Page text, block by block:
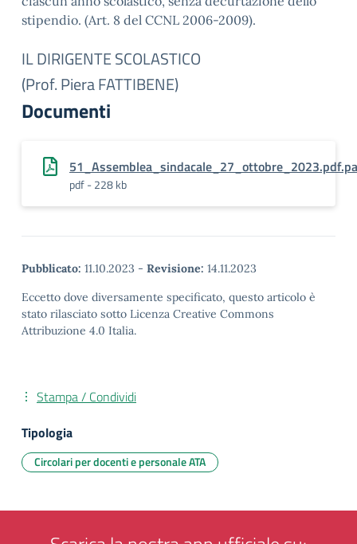
stipendio. (Art. 8 del CCNL 2006-2009).
IL DIRIGENTE SCOLASTICO
(Prof. Piera FATTIBENE)
Documenti
pdf - 228 kb
Pubblicato: 11.10.2023 - Revisione: 14.11.2023
Eccetto dove diversamente specificato, questo articolo è
stato rilasciato sotto Licenza Creative Commons
Attribuzione 4.0 Italia.
Stampa / Condividi
Tipologia
Circolari per docenti e personale ATA